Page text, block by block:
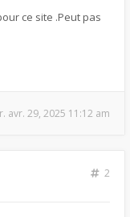
ce site .Peut pas
avr. 29, 2025 11:12 am
2